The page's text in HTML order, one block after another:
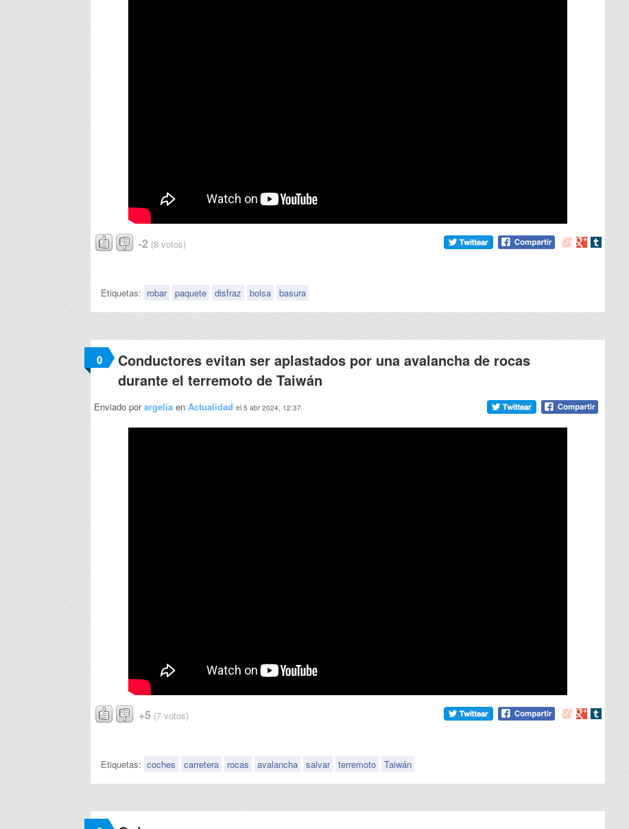
-2 (8 votos)
Compartir
Compartir
Compartir
Etiquetas: robar paquete disfraz bolsa basura
0
Conductores evitan ser aplastados por una avalancha de rocas
durante el terremoto de Taiwán
Enviado porargelia en Actualidad el 5 abr 2024, 12:37
+5 (7 votos)
Compartir
Compartir
Compartir
Etiquetas: coches carretera rocas avalancha salvar terremoto Taiwán